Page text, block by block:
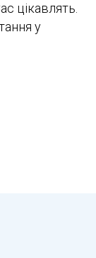
цікавлять.
у